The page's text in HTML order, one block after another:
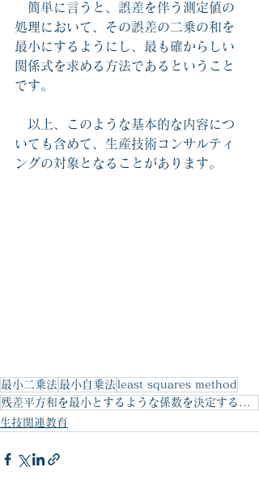
簡単に言うと、誤差を伴う測定値の
処理において、その誤差の二乗の和を
最小にするようにし、最も確からしい
関係式を求める方法であるということ
です。
以上、このような基本的な内容につ
いても含めて、生産技術コンサルティ
ングの対象となることがあります。
最小二乗法 最小自乗法 least squares method
残差平方和を最小とするような係数を決定する方法
生技関連教育